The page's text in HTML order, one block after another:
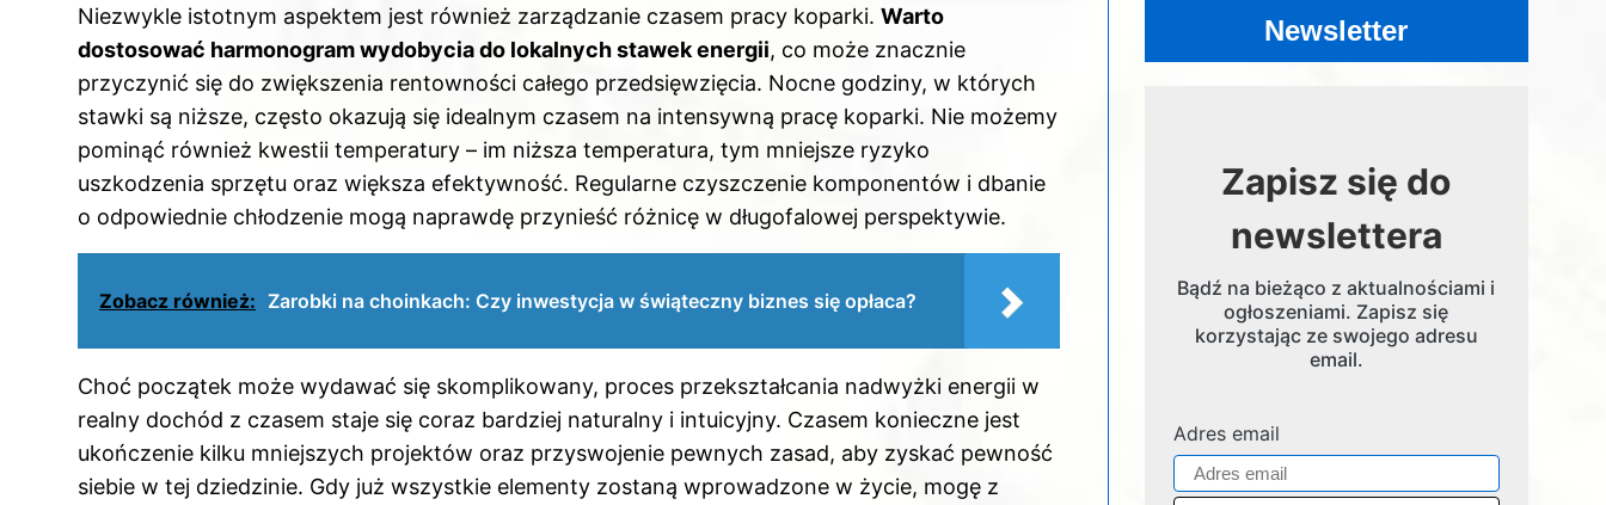
Niezwykle istotnym aspektem jest również zarządzanie czasem pracy koparki. Warto
dostosować harmonogram wydobycia do lokalnych stawek energii, co może znacznie
przyczynić się do zwiększenia rentowności całego przedsięwzięcia. Nocne godziny, w których
stawki są niższe, często okazują się idealnym czasem na intensywną pracę koparki. Nie możemy
pominąć również kwestii temperatury – im niższa temperatura, tym mniejsze ryzyko
uszkodzenia sprzętu oraz większa efektywność. Regularne czyszczenie komponentów i dbanie
o odpowiednie chłodzenie mogą naprawdę przynieść różnicę w długofalowej perspektywie.
Zobacz również: Zarobki na choinkach: Czy inwestycja w świąteczny biznes się opłaca?
Choć początek może wydawać się skomplikowany, proces przekształcania nadwyżki energii w
realny dochód z czasem staje się coraz bardziej naturalny i intuicyjny. Czasem konieczne jest
ukończenie kilku mniejszych projektów oraz przyswojenie pewnych zasad, aby zyskać pewność
siebie w tej dziedzinie. Gdy już wszystkie elementy zostaną wprowadzone w życie, mogę z
Newsletter
Zapisz się do
newslettera
Bądź na bieżąco z aktualnościami i
ogłoszeniami. Zapisz się
korzystając ze swojego adresu
email.
Adres email